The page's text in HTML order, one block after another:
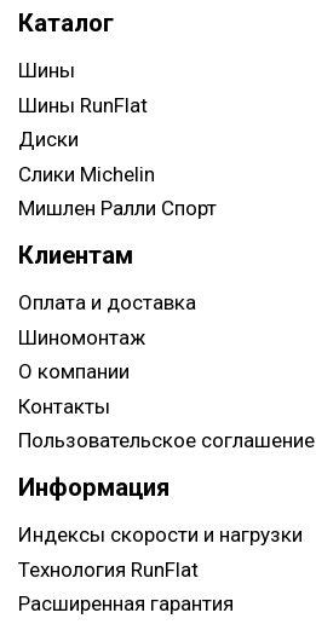
Каталог
Шины
Шины RunFlat
Диски
Слики Michelin
Мишлен Ралли Спорт
Клиентам
Оплата и доставка
Шиномонтаж
О компании
Контакты
Пользовательское соглашение
Информация
Индексы скорости и нагрузки
Технология RunFlat
Расширенная гарантия